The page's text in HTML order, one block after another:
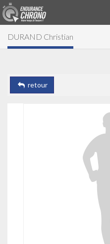
DURAND Christian
retour